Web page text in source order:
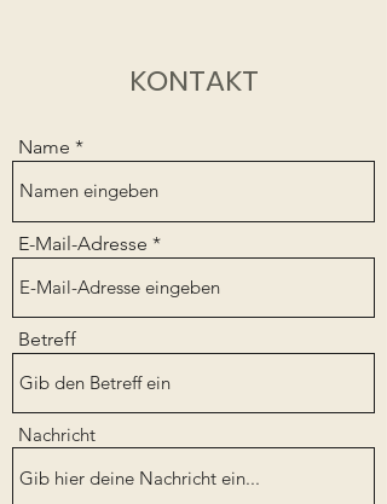
KONTAKT
Name
E-Mail-Adresse
Betreff
Nachricht